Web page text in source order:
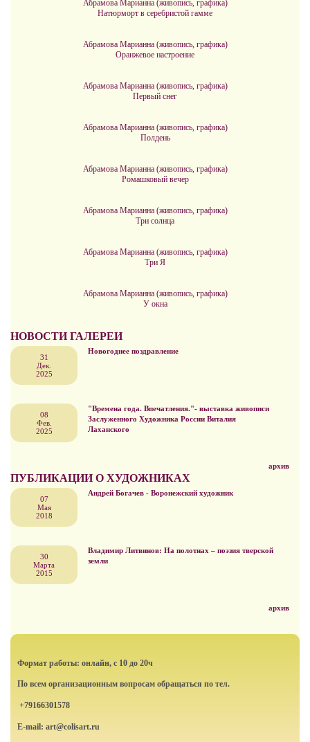
Абрамова Марианна (живопись, графика)
Натюрморт в серебристой гамме
Абрамова Марианна (живопись, графика)
Оранжевое настроение
Абрамова Марианна (живопись, графика)
Первый снег
Абрамова Марианна (живопись, графика)
Полдень
Абрамова Марианна (живопись, графика)
Ромашковый вечер
Абрамова Марианна (живопись, графика)
Три солнца
Абрамова Марианна (живопись, графика)
Три Я
Абрамова Марианна (живопись, графика)
У окна
НОВОСТИ ГАЛЕРЕИ
31
Дек.
2025
Новогоднее поздравление
08
Фев.
2025
"Времена года. Впечатления."- выставка живописи
Заслуженного Художника России Виталия
Лаханского
архив
ПУБЛИКАЦИИ О ХУДОЖНИКАХ
07
Мая
2018
Андрей Богачев - Воронежский художник
30
Марта
2015
Владимир Литвинов: На полотнах – поэзия тверской
земли
архив
Формат работы: онлайн, с 10 до 20ч
По всем организационным вопросам обращаться по тел.
+79166301578
E-mail: art@colisart.ru